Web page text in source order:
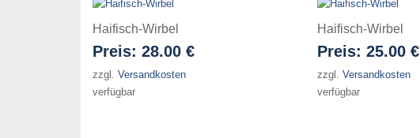
Haifisch-Wirbel
Preis: 28.00 €
zzgl. Versandkosten
verfügbar
Haifisch-Wirbel
Preis: 25.00 €
zzgl. Versandkosten
verfügbar